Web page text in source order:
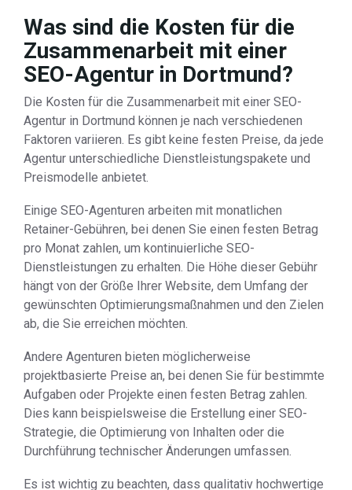
Was sind die Kosten für die
Zusammenarbeit mit einer
SEO-Agentur in Dortmund?
Die Kosten für die Zusammenarbeit mit einer SEO-
Agentur in Dortmund können je nach verschiedenen
Faktoren variieren. Es gibt keine festen Preise, da jede
Agentur unterschiedliche Dienstleistungspakete und
Preismodelle anbietet.
Einige SEO-Agenturen arbeiten mit monatlichen
Retainer-Gebühren, bei denen Sie einen festen Betrag
pro Monat zahlen, um kontinuierliche SEO-
Dienstleistungen zu erhalten. Die Höhe dieser Gebühr
hängt von der Größe Ihrer Website, dem Umfang der
gewünschten Optimierungsmaßnahmen und den Zielen
ab, die Sie erreichen möchten.
Andere Agenturen bieten möglicherweise
projektbasierte Preise an, bei denen Sie für bestimmte
Aufgaben oder Projekte einen festen Betrag zahlen.
Dies kann beispielsweise die Erstellung einer SEO-
Strategie, die Optimierung von Inhalten oder die
Durchführung technischer Änderungen umfassen.
Es ist wichtig zu beachten, dass qualitativ hochwertige